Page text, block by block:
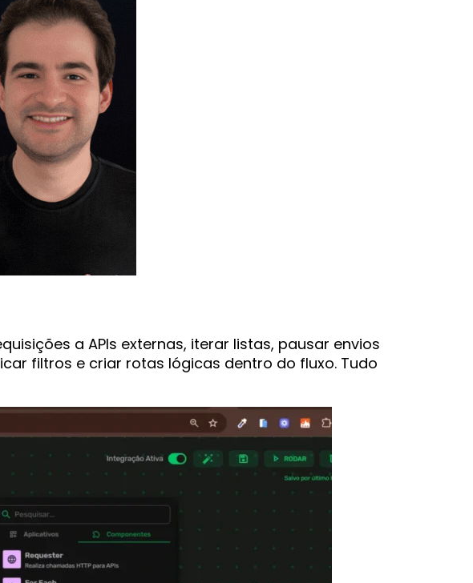
a APIs externas, iterar listas, pausar envios
filtros e criar rotas lógicas dentro do fluxo. Tudo